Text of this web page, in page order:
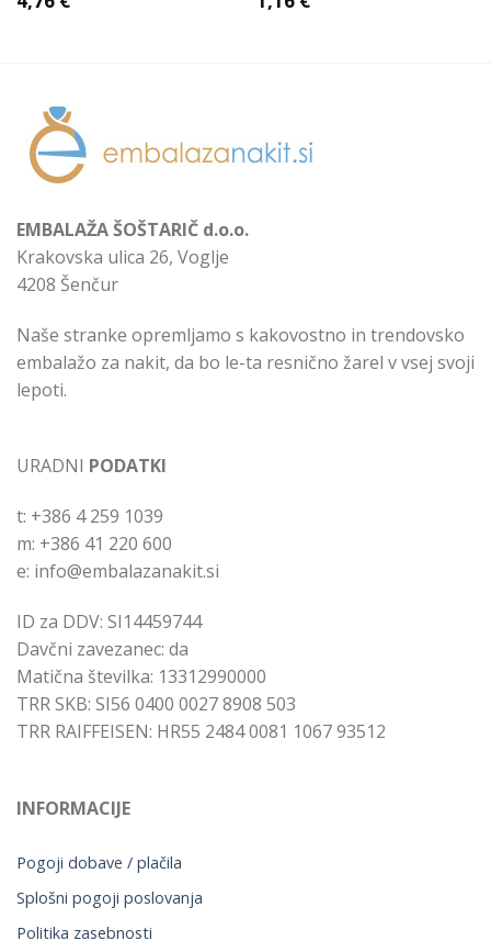
EMBALAŽA ŠOŠTARIČ d.o.o.
Krakovska ulica 26, Voglje
4208 Šenčur
Naše stranke opremljamo s kakovostno in trendovsko
embalažo za nakit, da bo le-ta resnično žarel v vsej svoji
lepoti.
URADNI PODATKI
t: +386 4 259 1039
m: +386 41 220 600
e: info@embalazanakit.si
ID za DDV: SI14459744
Davčni zavezanec: da
Matična številka: 13312990000
TRR SKB: SI56 0400 0027 8908 503
TRR RAIFFEISEN: HR55 2484 0081 1067 93512
INFORMACIJE
Pogoji dobave / plačila
Splošni pogoji poslovanja
Politika zasebnosti